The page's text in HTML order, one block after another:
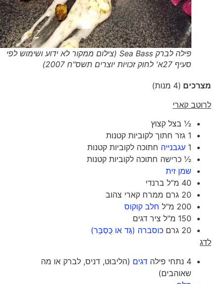
פילה לברק Sea Bass (צילום ממקור לא ידוע ושימוש לפי
סעיף 27א' לחוק זכויות יוצרים תשס"ח 2007)
מצרכים(4 מנות)
לרוטב קארי
½ בצל קצוץ
1 גזר חתוך לקוביות קטנות
1
עגבנייהחתוכה לקוביות קטנות
½ כרישה חתוכה לקוביות קטנות
שמן זית
40 מ"ל ברנדי
20 גרם ממרח קארי צהוב
200 מ"ל
חלב קוקוס
150 מ"ל ציר דגים
20 גרם
כוסברה (גַּד או כֻּסְבָּר)
לדג
4 נתחי פילה
דגים(הליבוט, דניס, לברק או מה
שאוהבים)